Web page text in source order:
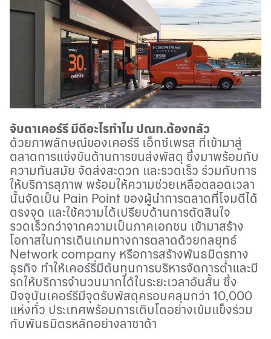
จับตาเคอร์รี มีดีอะไรทำไม ปณท.ต้องกลัว
ด้วยภาพลักษณ์ของเคอร์รี เอ็กซ์เพรส ที่เข้ามาสู่
ตลาดการแข่งขันด้านการขนส่งพัสดุ ซึ่งมาพร้อมกับ
ความทันสมัย จัดส่งสะดวก และรวดเร็ว ร่วมกับการ
ให้บริการสุภาพ พร้อมให้ความช่วยเหลือตลอดเวลา
นั้นจัดเป็น Pain Point ของผู้นำการตลาดที่โจมตีได้
ตรงจุด และใช้ความได้เปรียบด้านการตัดสินใจ
รวดเร็วกว่าจากความเป็นภาคเอกชน เข้ามาสร้าง
โอกาสในการเดินเกมทางการตลาดด้วยกลยุทธ์
Network company หรือการสร้างพันธมิตรทาง
ธุรกิจ ทำให้เคอร์รี่มีต้นทุนการบริหารจัดการต่ำและมี
รถให้บริการจำนวนมากได้ในระยะเวลาอันสั้น ซึ่ง
ปัจจุบันเคอร์รีมีจุดรับพัสดุครอบคลุมกว่า 10,000
แห่งทั่ว ประเทศพร้อมการเติบโตอย่างเข้มแข็งร่วม
กับพันธมิตรหลักอย่างลาซาด้า